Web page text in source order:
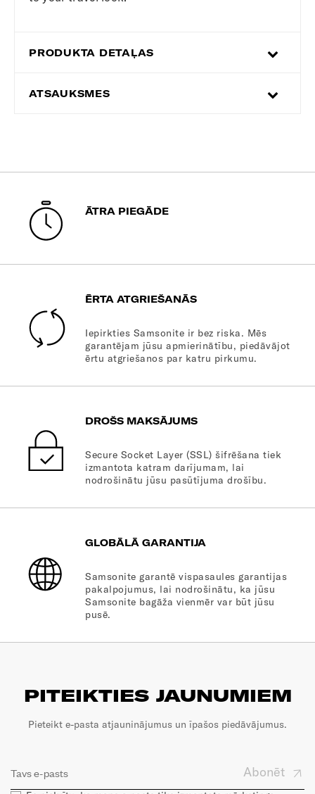
PRODUKTA DETAĻAS
ATSAUKSMES
ĀTRA PIEGĀDE
ĒRTA ATGRIEŠANĀS
Iepirkties Samsonite ir bez riska. Mēs
garantējam jūsu apmierinātību, piedāvājot
ērtu atgriešanos par katru pirkumu.
DROŠS MAKSĀJUMS
Secure Socket Layer (SSL) šifrēšana tiek
izmantota katram darījumam, lai
nodrošinātu jūsu pasūtījuma drošību.
GLOBĀLĀ GARANTIJA
Samsonite garantē vispasaules garantijas
pakalpojumus, lai nodrošinātu, ka jūsu
Samsonite bagāža vienmēr var būt jūsu
pusē.
PITEIKTIES JAUNUMIEM
Pieteikt e-pasta atjauninājumus un īpašos piedāvājumus.
Abonēt